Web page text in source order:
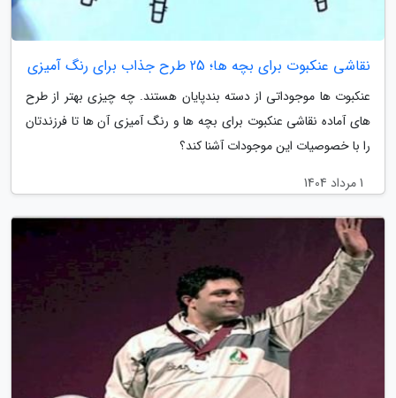
نقاشی عنکبوت برای بچه ها؛ 25 طرح جذاب برای رنگ آمیزی
عنکبوت ها موجوداتی از دسته بندپایان هستند. چه چیزی بهتر از طرح
های آماده نقاشی عنکبوت برای بچه ها و رنگ آمیزی آن ها تا فرزندتان
را با خصوصیات این موجودات آشنا کند؟
1 مرداد 1404